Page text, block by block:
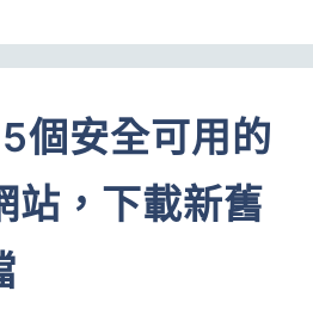
個安全可用的
站，下載新舊